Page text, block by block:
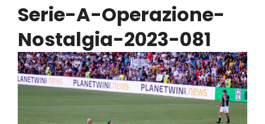
Serie-A-Operazione-
Nostalgia-2023-081